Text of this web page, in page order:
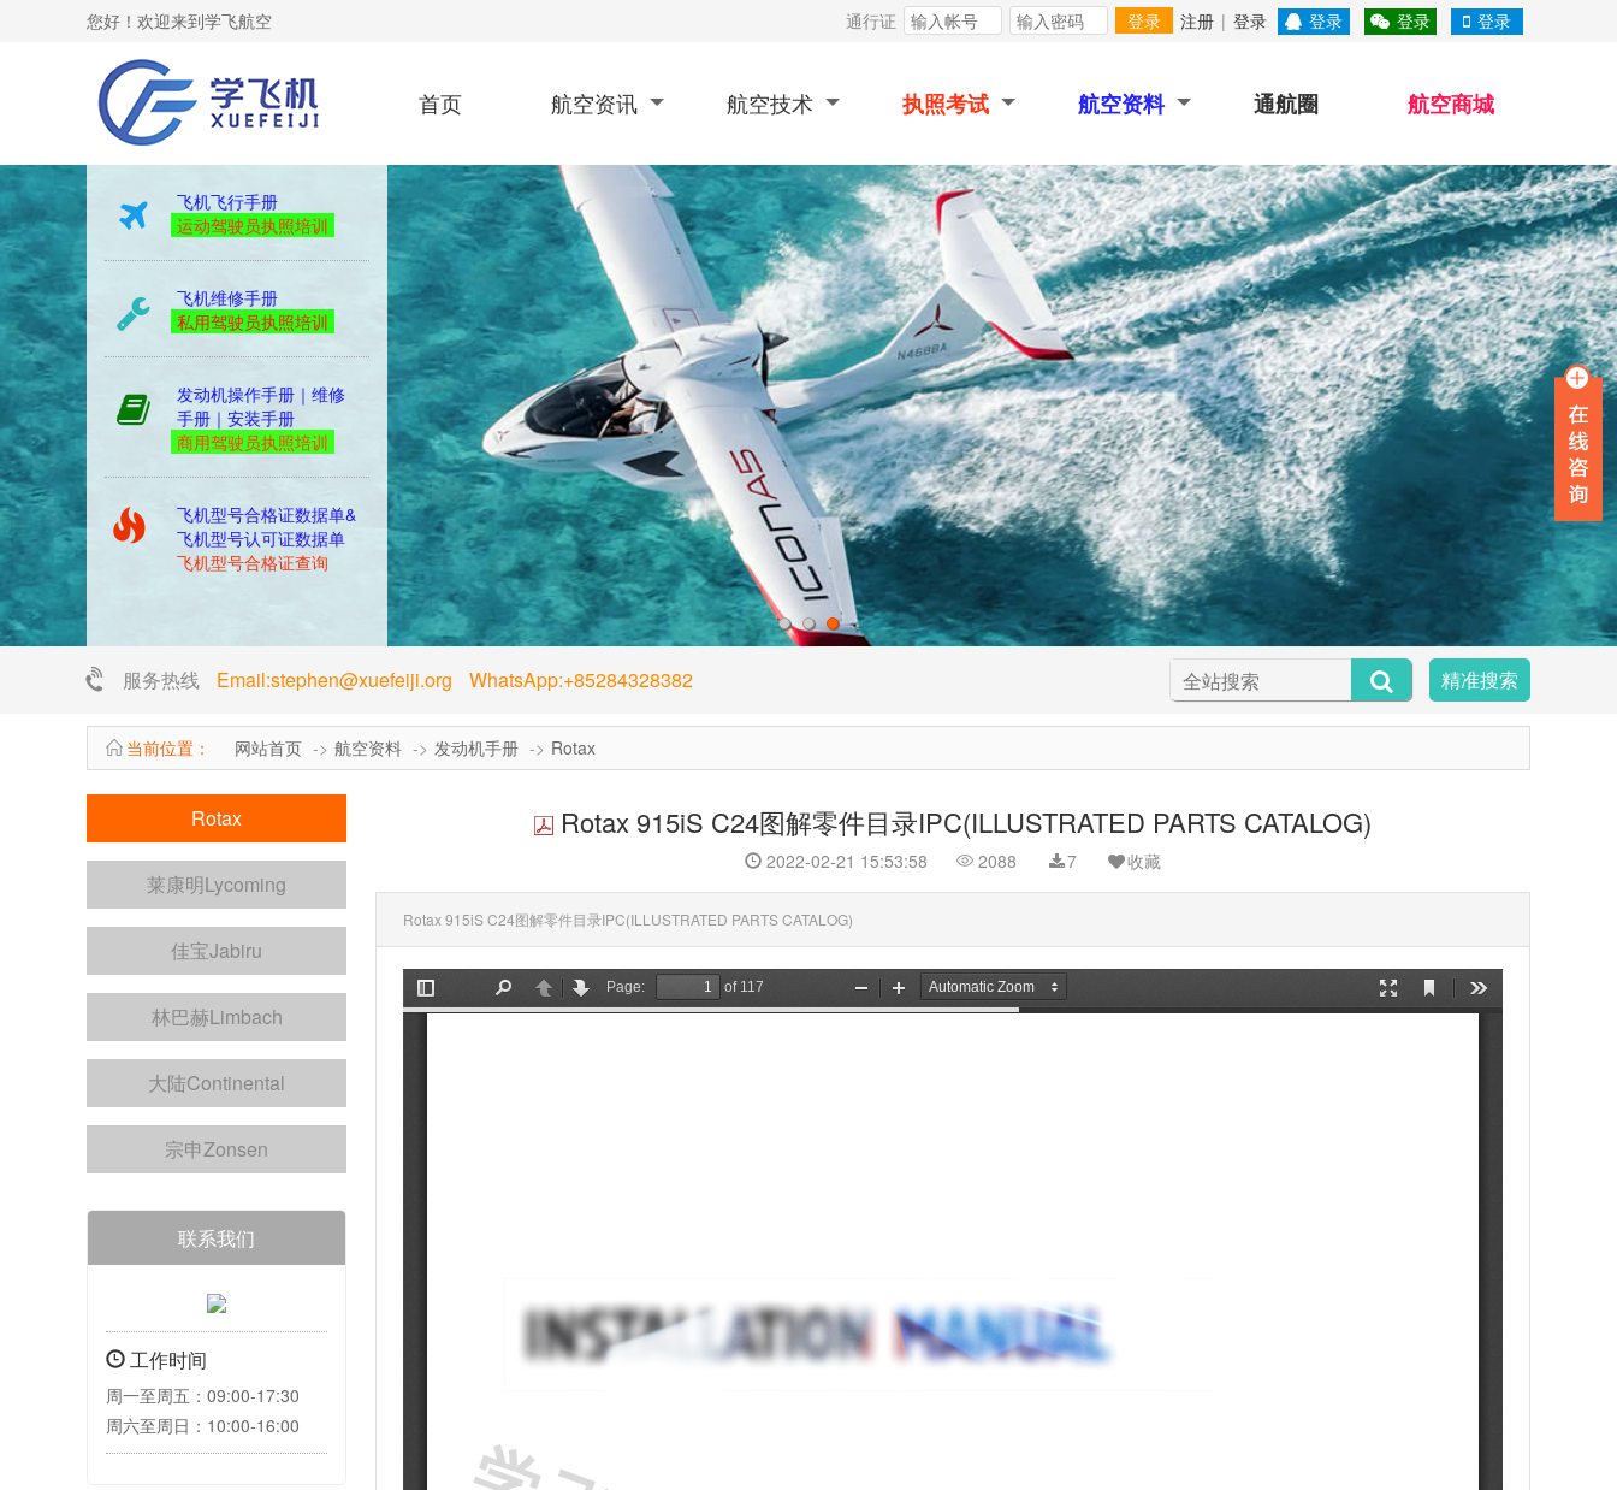
您好！欢迎来到学飞航空 通行证 登录 注册 | 登录 登录 登录 登录
首页 航空资讯 航空技术 执照考试 航空资料 通航圈 航空商城
yibiao
飞机飞行手册
运动驾驶员执照培训
飞机维修手册
私用驾驶员执照培训
发动机操作手册｜维修
手册｜安装手册
商用驾驶员执照培训
飞机型号合格证数据单&
飞机型号认可证数据单
飞机型号合格证查询
服务热线 Email:stephen@xuefeiji.org WhatsApp:+85284328382 精准搜索
当前位置： 网站首页 航空资料 发动机手册 Rotax
Rotax
莱康明Lycoming
佳宝Jabiru
林巴赫Limbach
大陆Continental
宗申Zonsen
联系我们
工作时间
周一至周五：09:00-17:30
周六至周日：10:00-16:00
Rotax 915iS C24图解零件目录IPC(ILLUSTRATED PARTS CATALOG)
2022-02-21 15:53:58 2088 7 收藏
Rotax 915iS C24图解零件目录IPC(ILLUSTRATED PARTS CATALOG)